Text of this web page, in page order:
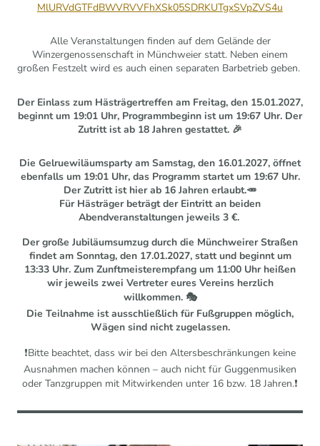
MlURVdGTFdBWVRVVFhXSk05SDRKUTgxSVpZVS4u
Alle Veranstaltungen finden auf dem Gelände der
Winzergenossenschaft in Münchweier statt. Neben einem
großen Festzelt wird es auch einen separaten Barbetrieb geben.
Der Einlass zum Hästrägertreffen am Freitag, den 15.01.2027,
beginnt um 19:01 Uhr, Programmbeginn ist um 19:67 Uhr. Der
Zutritt ist ab 18 Jahren gestattet. 🎉
Die Gelruewiläumsparty am Samstag, den 16.01.2027, öffnet
ebenfalls um 19:01 Uhr, das Programm startet um 19:67 Uhr.
Der Zutritt ist hier ab 16 Jahren erlaubt.🥕
Für Hästräger beträgt der Eintritt an beiden
Abendveranstaltungen jeweils 3 €.
Der große Jubiläumsumzug durch die Münchweirer Straßen
findet am Sonntag, den 17.01.2027, statt und beginnt um
13:33 Uhr. Zum Zunftmeisterempfang um 11:00 Uhr heißen
wir jeweils zwei Vertreter eures Vereins herzlich
willkommen. 🎭
Die Teilnahme ist ausschließlich für Fußgruppen möglich,
Wägen sind nicht zugelassen.
❗Bitte beachtet, dass wir bei den Altersbeschränkungen keine
Ausnahmen machen können – auch nicht für Guggenmusiken
oder Tanzgruppen mit Mitwirkenden unter 16 bzw. 18 Jahren.❗